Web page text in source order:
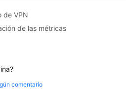
de VPN
de las métricas
comentario